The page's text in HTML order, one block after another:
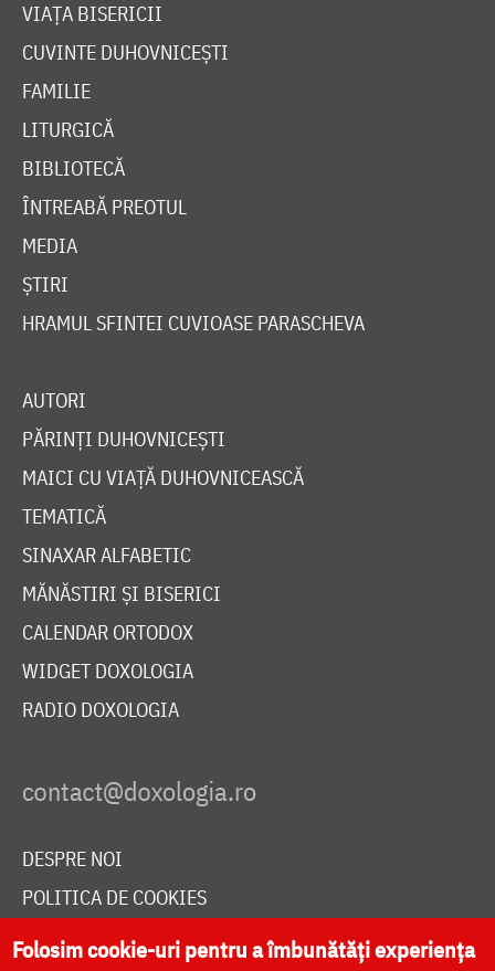
VIAȚA BISERICII
CUVINTE DUHOVNICEȘTI
FAMILIE
LITURGICĂ
BIBLIOTECĂ
ÎNTREABĂ PREOTUL
MEDIA
ȘTIRI
HRAMUL SFINTEI CUVIOASE PARASCHEVA
AUTORI
PĂRINȚI DUHOVNICEȘTI
MAICI CU VIAȚĂ DUHOVNICEASCĂ
TEMATICĂ
SINAXAR ALFABETIC
MĂNĂSTIRI ȘI BISERICI
CALENDAR ORTODOX
WIDGET DOXOLOGIA
RADIO DOXOLOGIA
DESPRE NOI
POLITICA DE COOKIES
DONEAZĂ ONLINE PENTRU CATEDRALA NAȚIONALĂ
Folosim cookie-uri pentru a îmbunătăți experiența